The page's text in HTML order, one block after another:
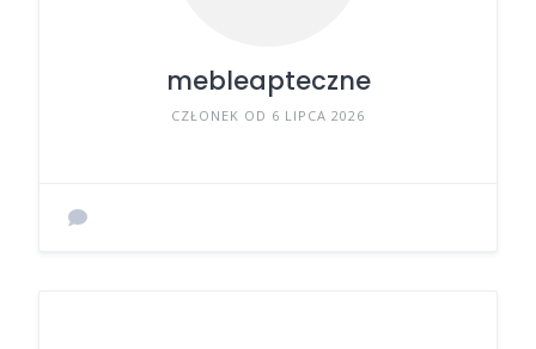
mebleapteczne
CZŁONEK OD 6 LIPCA 2026